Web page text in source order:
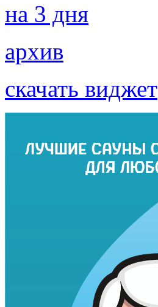
на 3 дня
архив
скачать виджет